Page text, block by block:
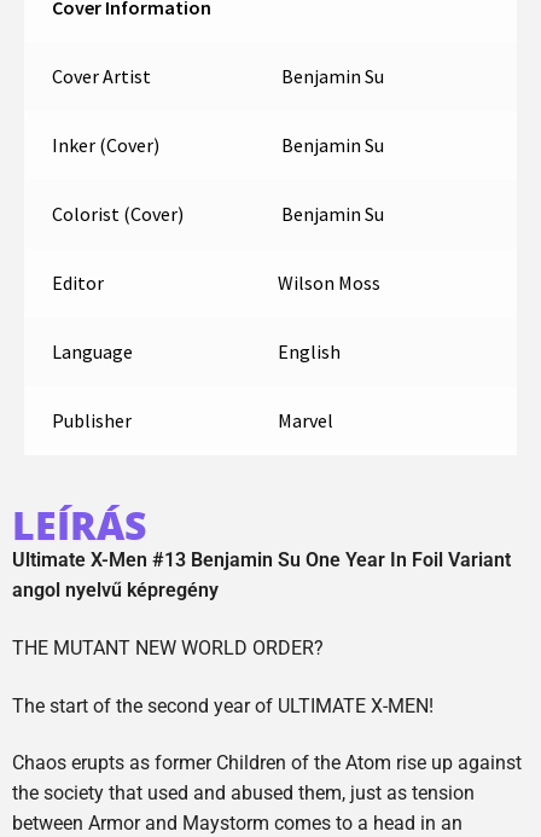
Cover Information
Cover Artist Benjamin Su
Inker (Cover) Benjamin Su
Colorist (Cover) Benjamin Su
Editor Wilson Moss
Language English
Publisher Marvel
LEÍRÁS
Ultimate X-Men #13 Benjamin Su One Year In Foil Variant
angol nyelvű képregény
THE MUTANT NEW WORLD ORDER?
The start of the second year of ULTIMATE X-MEN!
Chaos erupts as former Children of the Atom rise up against
the society that used and abused them, just as tension
between Armor and Maystorm comes to a head in an